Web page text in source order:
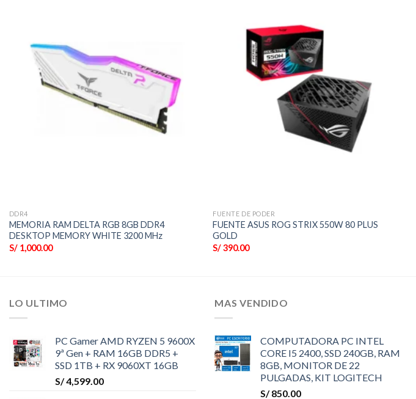
DDR4
MEMORIA RAM DELTA RGB 8GB DDR4
DESKTOP MEMORY WHITE 3200 MHz
S/1,000.00
FUENTE DE PODER
FUENTE ASUS ROG STRIX 550W 80 PLUS
GOLD
S/390.00
LO ULTIMO
PC Gamer AMD RYZEN 5 9600X
9ª Gen + RAM 16GB DDR5 +
SSD 1TB + RX 9060XT 16GB
S/4,599.00
MAS VENDIDO
COMPUTADORA PC INTEL
CORE I5 2400, SSD 240GB, RAM
8GB, MONITOR DE 22
PULGADAS, KIT LOGITECH
S/850.00